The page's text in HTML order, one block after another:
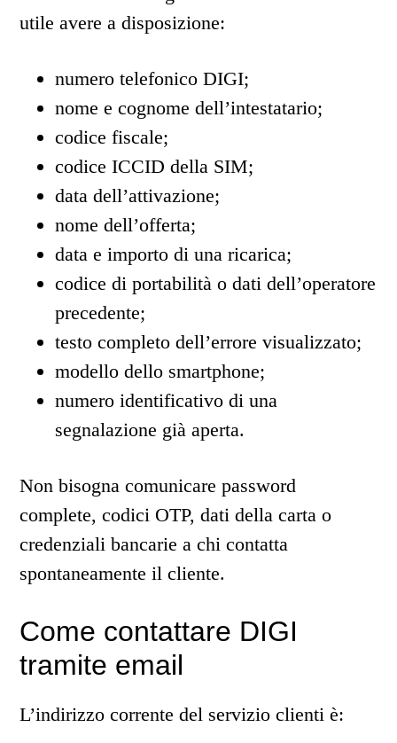
utile avere a disposizione:
numero telefonico DIGI;
nome e cognome dell’intestatario;
codice fiscale;
codice ICCID della SIM;
data dell’attivazione;
nome dell’offerta;
data e importo di una ricarica;
codice di portabilità o dati dell’operatore
precedente;
testo completo dell’errore visualizzato;
modello dello smartphone;
numero identificativo di una
segnalazione già aperta.
Non bisogna comunicare password
complete, codici OTP, dati della carta o
credenziali bancarie a chi contatta
spontaneamente il cliente.
Come contattare DIGI
tramite email
L’indirizzo corrente del servizio clienti è: